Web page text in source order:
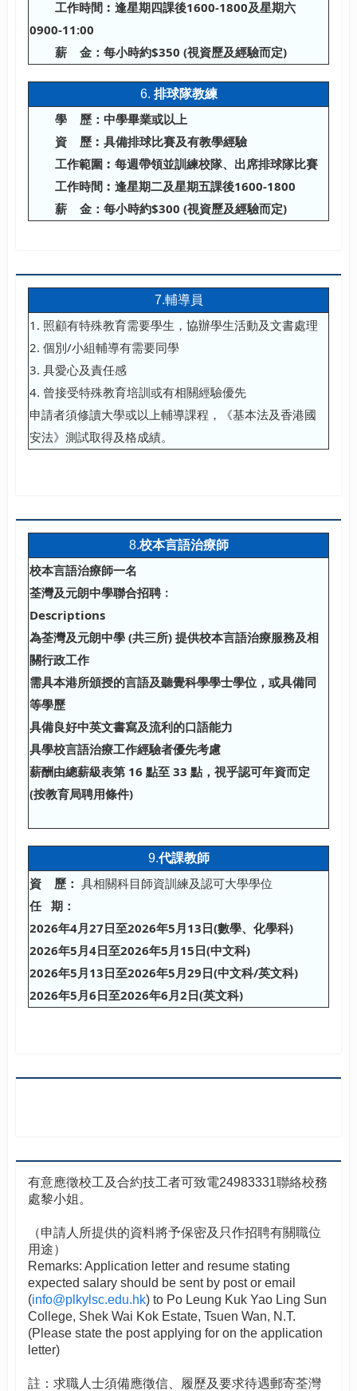
工作時間︰逢星期四課後1600-1800及星期六
0900-11:00
薪
金：每小時約$350 (視資歷及經驗而定)
6. 排球隊教練
學
歷：中學畢業或以上
資
歷︰具備排球比賽及有教學經驗
工作範圍︰每週帶領並訓練校隊、出席排球隊比賽
工作時間︰逢星期二及星期五課後1600-1800
薪
金：每小時約$300 (視資歷及經驗而定)
7.輔導員
1. 照顧有特殊教育需要學生，協辦學生活動及文書處理
2. 個別/小組輔導有需要同學
3. 具愛心及責任感
4. 曾接受特殊教育培訓或有相關經驗優先
申請者須修讀大學或以上輔導課程，《基本法及香港國
安法》測試取得及格成績。
8.校本言語治療師
校本言語治療師一名
荃灣及元朗中學聯合招聘﹕
Descriptions
為荃灣及元朗中學 (共三所) 提供校本言語治療服務及相
關行政工作
需具本港所頒授的言語及聽覺科學學士學位，或具備同
等學歷
具備良好中英文書寫及流利的口語能力
具學校言語治療工作經驗者優先考慮
薪酬由總薪級表第 16 點至 33 點，視乎認可年資而定
(按教育局聘用條件)
9.代課教師
資 歷： 具相關科目師資訓練及認可大學學位
任 期：
2026年4月27日至2026年5月13日(數學、化學科)
2026年5月4日至2026年5月15日(中文科)
2026年5月13日至2026年5月29日(中文科/英文科)
2026年5月6日至2026年6月2日(英文科)
有意應徵校工及合約技工者可致電24983331聯絡校務
處黎小姐。
（申請人所提供的資料將予保密及只作招聘有關職位
用途）
Remarks: Application letter and resume stating
expected salary should be sent by post or email
(info@plkylsc.edu.hk) to Po Leung Kuk Yao Ling Sun
College, Shek Wai Kok Estate, Tsuen Wan, N.T.
(Please state the post applying for on the application
letter)
註：求職人士須備應徵信、履歷及要求待遇郵寄荃灣